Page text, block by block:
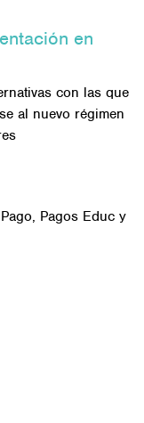
en
con las que
al nuevo régimen
Pagos Educ y